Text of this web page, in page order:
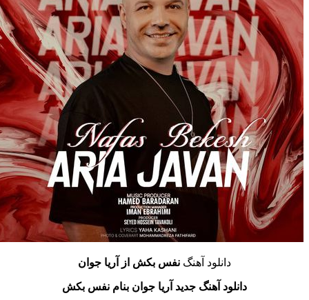
دانلود آهنگنفس بکش از آریا جوان
دانلود آهنگ جدید آریا جوان بنام نفس بکش